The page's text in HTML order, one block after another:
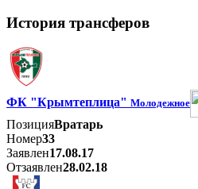
История трансферов
ФК "Крымтеплица" Молодежное
ПозицияВратарь
Номер33
Заявлен17.08.17
Отзаявлен28.02.18